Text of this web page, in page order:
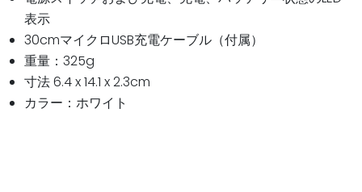
表示
30cmマイクロUSB充電ケーブル（付属）
重量：325g
寸法 6.4 x 14.1 x 2.3cm
カラー：ホワイト